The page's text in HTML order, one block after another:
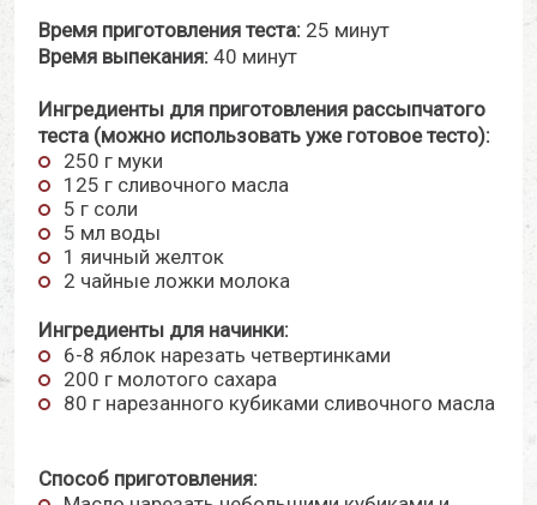
Время приготовления теста: 25 минут
Время выпекания: 40 минут
Ингредиенты для приготовления рассыпчатого
теста (можно использовать уже готовое тесто):
250 г муки
125 г сливочного масла
5 г соли
5 мл воды
1 яичный желток
2 чайные ложки молока
Ингредиенты для начинки:
6-8 яблок нарезать четвертинками
200 г молотого сахара
80 г нарезанного кубиками сливочного масла
Способ приготовления: